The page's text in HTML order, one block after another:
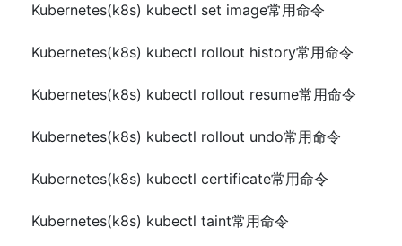
Kubernetes(k8s) kubectl set image常用命令
Kubernetes(k8s) kubectl rollout history常用命令
Kubernetes(k8s) kubectl rollout resume常用命令
Kubernetes(k8s) kubectl rollout undo常用命令
Kubernetes(k8s) kubectl certificate常用命令
Kubernetes(k8s) kubectl taint常用命令